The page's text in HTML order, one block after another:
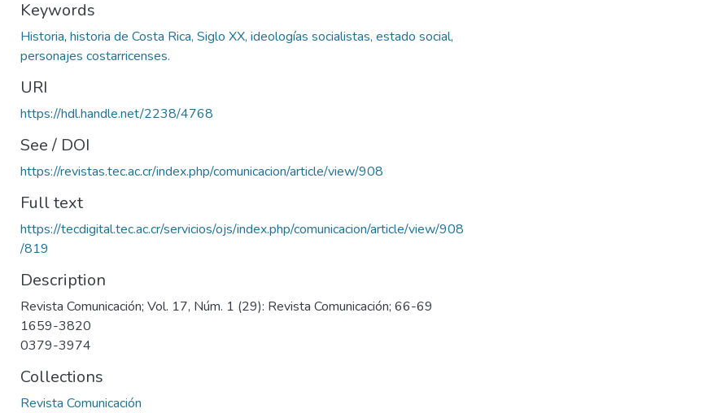
Keywords
Historia, historia de Costa Rica, Siglo XX, ideologías socialistas, estado social,
personajes costarricenses.
URI
https://hdl.handle.net/2238/4768
See / DOI
https://revistas.tec.ac.cr/index.php/comunicacion/article/view/908
Full text
https://tecdigital.tec.ac.cr/servicios/ojs/index.php/comunicacion/article/view/908
/819
Description
Revista Comunicación; Vol. 17, Núm. 1 (29): Revista Comunicación; 66-69
1659-3820
0379-3974
Collections
Revista Comunicación